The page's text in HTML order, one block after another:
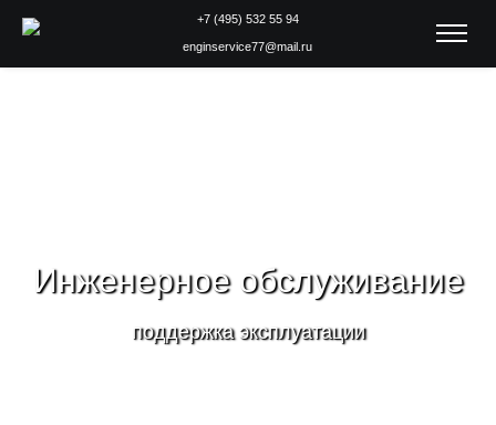
+7 (495) 532 55 94
enginservice77@mail.ru
Инженерное обслуживание
поддержка эксплуатации